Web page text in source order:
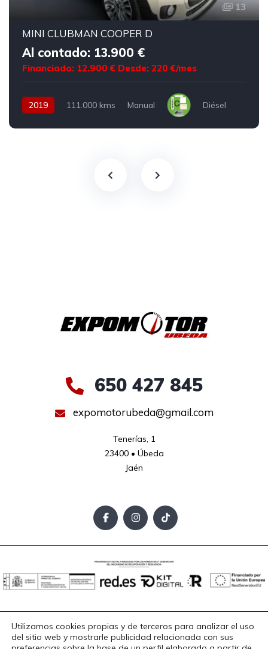
13
MINI CLUBMAN COOPER D
Al contado: 13.900 €
Financiado: 12.900 € Desde: 220 €/mes
2019 111.000 kms Manual Diésel
650 427 845
expomotorubeda@gmail.com
Tenerías, 1
23400 • Úbeda
Jaén
Accesibilidad
Utilizamos cookies propias y de terceros para analizar el uso
del sitio web y mostrarle publicidad relacionada con sus